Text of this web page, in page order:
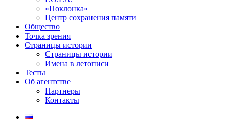
«Поклонка»
Центр сохранения памяти
Общество
Точка зрения
Страницы истории
Страницы истории
Имена в летописи
Тесты
Об агентстве
Партнеры
Контакты